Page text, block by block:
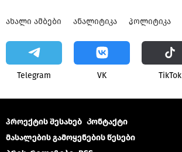
ᲐᲮᲐᲚᲘ ᲐᲛᲑᲔᲑᲘ ᲐᲜᲐᲚᲘᲢᲘᲙᲐ ᲞᲝᲚᲘᲢᲘᲙᲐ
Telegram VK ТikТоk
პროექტის შესახებ Კონტაქტი
მასალების გამოყენების წესები